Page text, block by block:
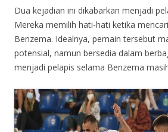
Dua kejadian ini dikabarkan menjadi
Mereka memilih hati-hati ketika
Benzema. Idealnya, pemain tersebut
potensial, namun bersedia dalam
menjadi pelapis selama Benzema